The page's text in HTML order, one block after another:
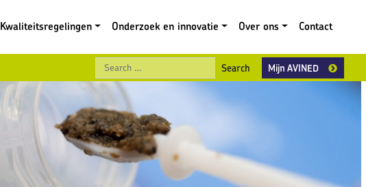
Kwaliteitsregelingen Onderzoek en innovatie Over ons Contact
Search
Mijn AVINED